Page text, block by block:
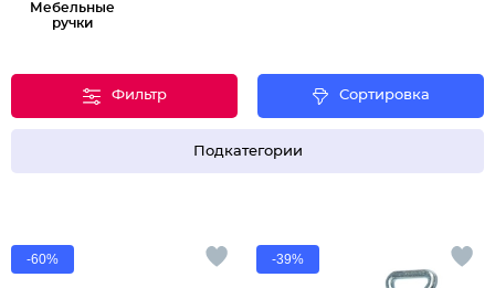
Мебельные
ручки
Фильтр Сортировка
Подкатегории
-60% -39%